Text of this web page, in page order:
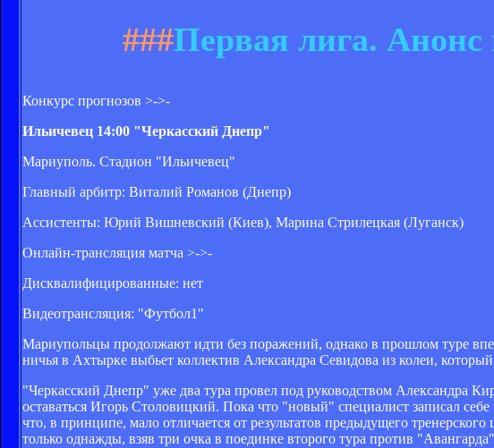
###Первая лига. Анонс
Конкурс прогнозов >->-
Ильичевец 14:00 "Черкасский Днепр"
Мариуполь. Стадион "Ильичевец"
Главный арбитр: Виталий Романов (Днепр)
Ассистенты: Юрий Вишневский (Киев), Марина Стрилецкая (Луганск)
Онлайн-трансляция матча >->-
Дисквалифицированные: нет
Видеотрансляция: "Футбол1"
Мариупольцы продолжают идти без поражений, однако в прошлом туре
ничья в Ахтырке выбьет коллектив Александра Севидова из колеи,
"Черкасский Днепр" уже два тура провел под руководством Александра
оставаться Игорь Столовицкий. Пока что "новый" специалист записал
что, в принципе, мало отличается от результатов предыдущего
только однажды, взяв три очка в поединке второго тура против